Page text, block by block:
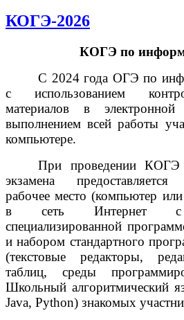
КОГЭ-2026
КОГЭ по
С 2024 года ОГЭ по
с использованием
материалов в
выполнением всей работы
компьютере.
При проведении КОГЭ
экзамена предоставляется
рабочее место (компьютер
в сеть Интернет с
специализированной
и набором стандартного
(текстовые редакторы,
таблиц, среды
Школьный алгоритмический
Java, Python) знакомых